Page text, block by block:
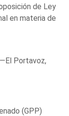
de Ley
en materia de
Portavoz,
(GPP)